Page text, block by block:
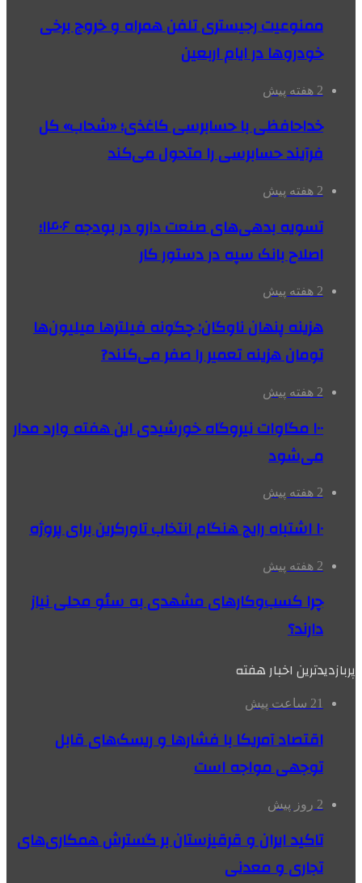
ممنوعیت رجیستری تلفن همراه و خروج برخی
خودروها در ایام اربعین
2 هفته پیش
خداحافظی با حسابرسی کاغذی؛ «شحاب» کل
فرآیند حسابرسی را متحول می‌کند
2 هفته پیش
تسویه بدهی‌های صنعت دارو در بودجه ۱۴۰۶؛
اصلاح بانک سپه در دستور کار
2 هفته پیش
هزینه پنهان ناوگان: چگونه فیلترها میلیون‌ها
تومان هزینه تعمیر را صفر می‌کنند?
2 هفته پیش
۱۰۰ مگاوات نیروگاه‌ خورشیدی این هفته وارد مدار
می‌شود
2 هفته پیش
۱۰ اشتباه رایج هنگام انتخاب تاورکرین برای پروژه
2 هفته پیش
چرا کسب‌وکارهای مشهدی به سئو محلی نیاز
دارند؟
پربازدیدترین اخبار هفته
21 ساعت پیش
اقتصاد آمریکا با فشارها و ریسک‌های قابل
توجهی مواجه است
2 روز پیش
تاکید ایران و قرقیزستان بر گسترش همکاری‌های
تجاری و معدنی